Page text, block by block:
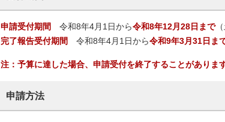
申請受付期間 令和8年4月1日から令和8年12月28日まで（
完了報告受付期間
令和8年4月1日から令和9年3月31日ま
注：予算に達した場合、申請受付を終了することがあります
申請方法